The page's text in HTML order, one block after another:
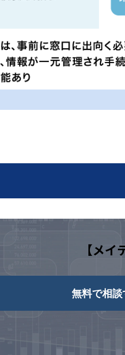
【メ
無料で相談